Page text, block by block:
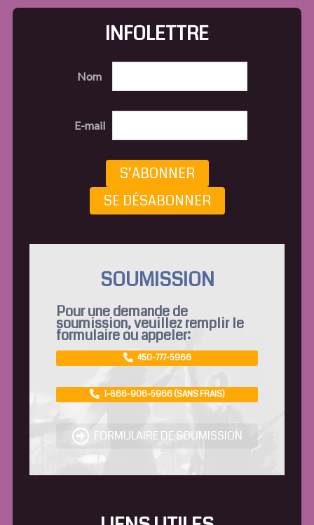
INFOLETTRE
Nom
E-mail
S’ABONNER
SE DÉSABONNER
SOUMISSION
Pour une demande de
soumission, veuillez remplir le
formulaire ou appeler:
450-777-5966
1-866-906-5966 (SANS FRAIS)
FORMULAIRE DE SOUMISSION